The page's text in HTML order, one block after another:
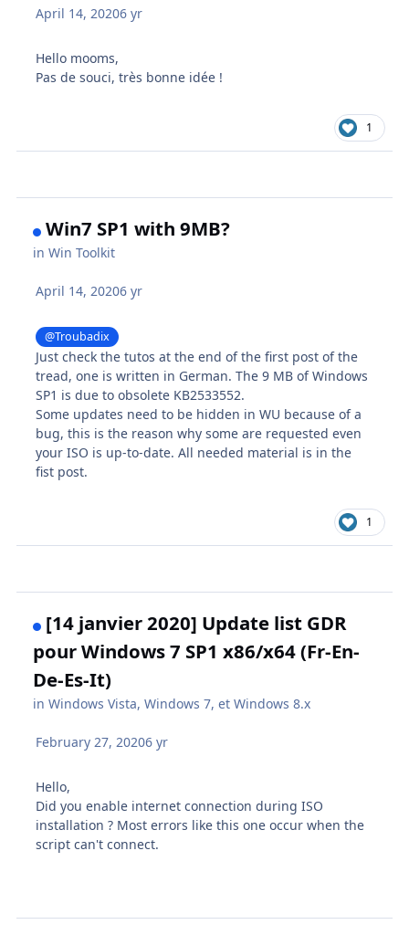
April 14, 20206 yr
Hello mooms,
Pas de souci, très bonne idée !
1
Win7 SP1 with 9MB?
inWin Toolkit
April 14, 20206 yr
@Troubadix
Just check the tutos at the end of the first post of the
tread, one is written in German. The 9 MB of Windows
SP1 is due to obsolete KB2533552.
Some updates need to be hidden in WU because of a
bug, this is the reason why some are requested even
your ISO is up-to-date. All needed material is in the
fist post.
1
[14 janvier 2020] Update list GDR
pour Windows 7 SP1 x86/x64 (Fr-En-
De-Es-It)
inWindows Vista, Windows 7, et Windows 8.x
February 27, 20206 yr
Hello,
Did you enable internet connection during ISO
installation ? Most errors like this one occur when the
script can't connect.